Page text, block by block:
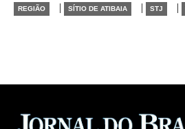
REGIÃO | SÍTIO DE ATIBAIA | STJ |